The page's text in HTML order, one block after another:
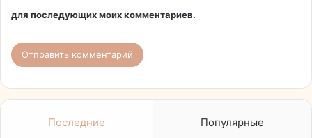
для последующих моих комментариев.
Последние Популярные